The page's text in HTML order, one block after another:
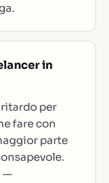
in
ritardo per
fare con
parte
—